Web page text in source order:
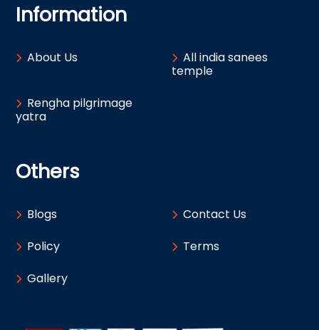
Information
About Us
All india sanees
temple
Rengha pilgrimage
yatra
Others
Blogs
Contact Us
Policy
Terms
Gallery